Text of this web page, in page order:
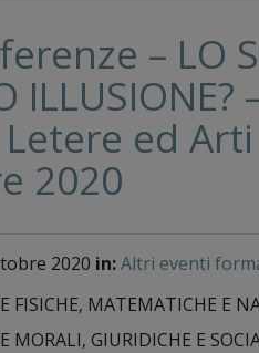
– LO
Letere ed
2020
2020 in:Altri eventi
FISICHE, MATEMATICHE E
MORALI, GIURIDICHE E